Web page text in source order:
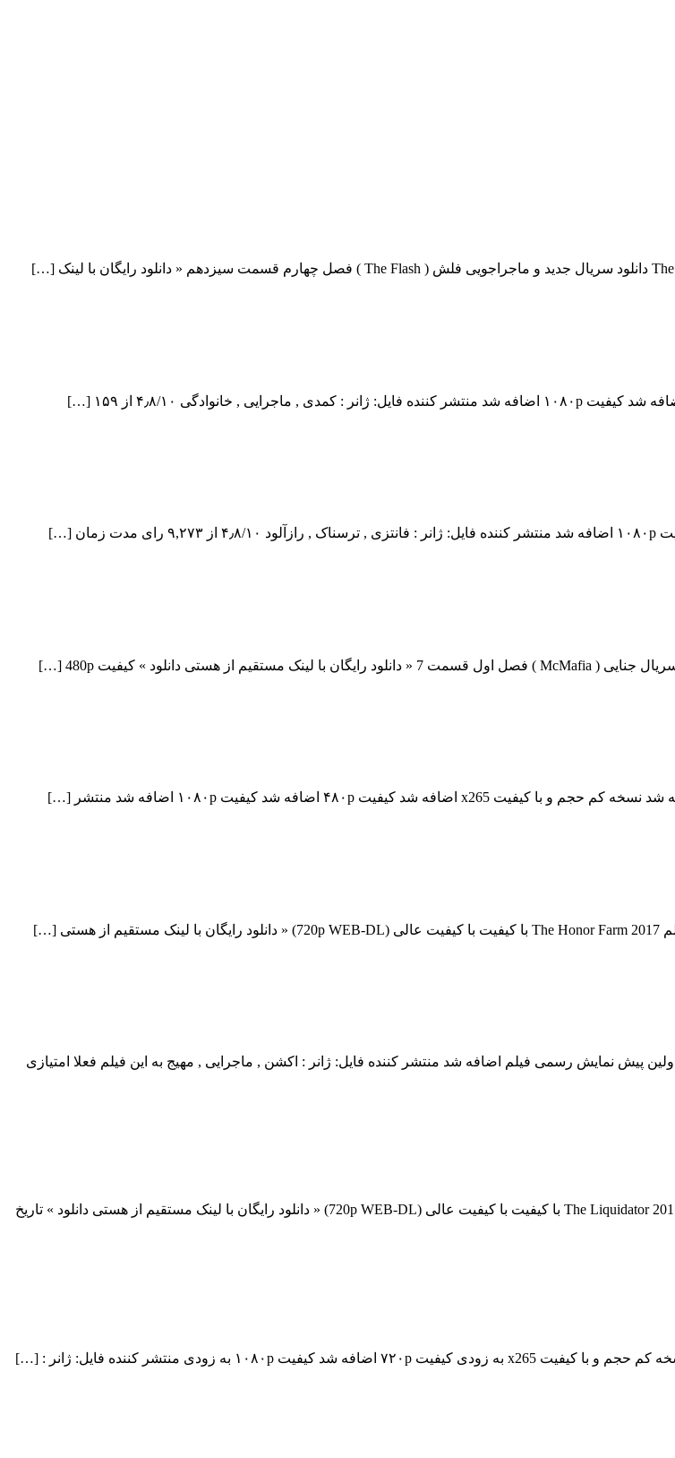
دانلود فیلم Mission Impossible Fallout 2018 Mission Impossible Fallout 2018 با کیفیت HD اولین پیش نمایش رسمی فیلم اضافه شد منتشر کننده فایل: ژانر : اکشن , ماجرایی , مهیج به این فیلم فعلا امتیازی
دانلود فیلم The Liquidator 2017 دانلود فیلم The Liquidator 2017 لینک مستقیم دانلود فیلم The Liquidator 2017 با کیفیت با کیفیت عالی (720p WEB-DL) « دانلود رایگان با لینک مستقیم از هستی دانلود » تاریخ